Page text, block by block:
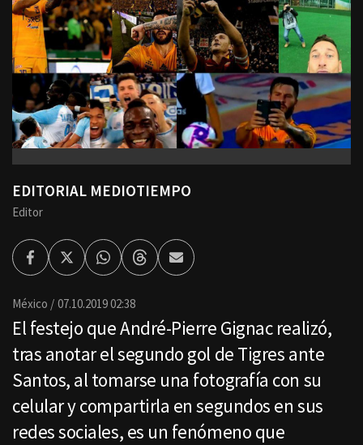
EDITORIAL MEDIOTIEMPO
Editor
FacebookTwitterWhatsappThreadsEnviar
por
México 07.10.2019 02:38
El festejo que André-Pierre Gignac realizó,
tras anotar el segundo gol de Tigres ante
Santos, al tomarse una fotografía con su
celular y compartirla en segundos en sus
redes sociales, es un fenómeno que